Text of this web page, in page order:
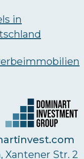
in
Xantener Str. 2